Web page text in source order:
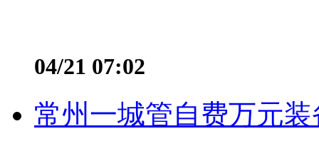
04/21 07:02
常州一城管自费万元